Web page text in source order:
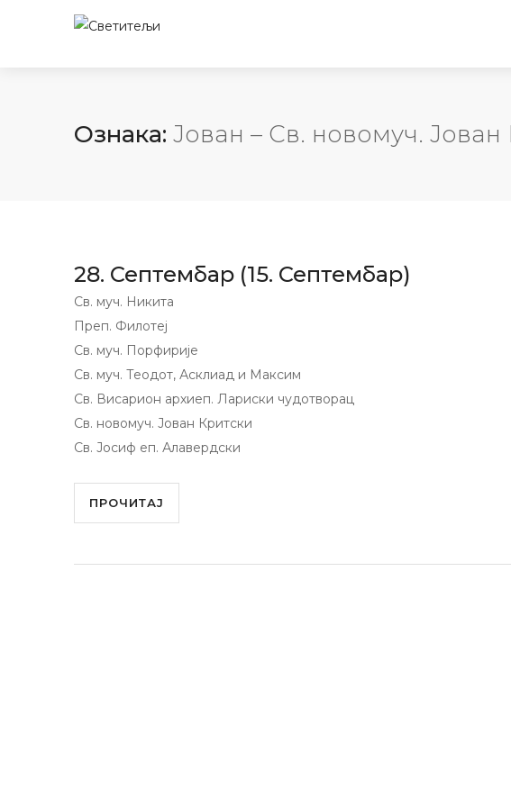
Ознака: Јован – Св. новомуч. Јован
28. Септембар (15. Септембар)
Св. муч. Никита
Преп. Филотеј
Св. муч. Порфирије
Св. муч. Теодот, Асклиад и Максим
Св. Висарион архиеп. Лариски чудотворац
Св. новомуч. Јован Критски
Св. Јосиф еп. Алавердски
ПРОЧИТАЈ